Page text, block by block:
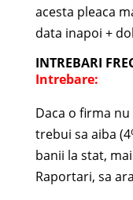
acesta pleaca
data inapoi +
INTREBARI
Intrebare:
Daca o firma
trebui sa aiba
banii la stat,
Raportari, sa